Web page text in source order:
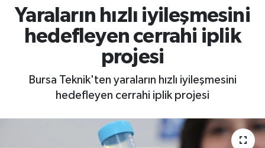
Yaraların hızlı iyileşmesini
hedefleyen cerrahi iplik
projesi
Bursa Teknik'ten yaraların hızlı iyileşmesini
hedefleyen cerrahi iplik projesi
Kültür & Sanat
Teknoloji
Genel
Bilim, Teknoloji